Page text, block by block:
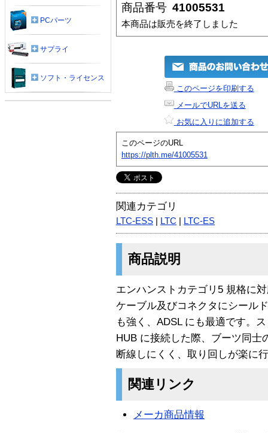
商品番号 41005531
本商品は販売を終了しました
このページを印刷する
メールでURLを送る
お気に入りに追加する
このページのURL
https://plth.me/41005531
関連カテゴリ
LTC-ESS LTC LTC-ES
商品説明
エンハンストカテゴリ5 規格に
ケーブル及びコネクタにシール
も強く、ADSL にも最適です。
HUB に接続した際、ブーツ同士
断線しにくく、取り回しが楽に
関連リンク
メーカ商品情報
PCパーツ
サプライ
ソフト・ライセンス